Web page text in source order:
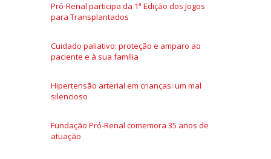
Pró-Renal participa da 1ª Edição dos Jogos
para Transplantados
Cuidado paliativo: proteção e amparo ao
paciente e à sua família
Hipertensão arterial em crianças: um mal
silencioso
Fundação Pró-Renal comemora 35 anos de
atuação